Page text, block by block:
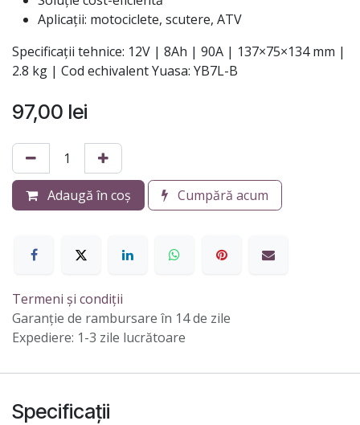
Aplicații: motociclete, scutere, ATV
Specificații tehnice: 12V | 8Ah | 90A | 137×75×134 mm |
2.8 kg | Cod echivalent Yuasa: YB7L-B
97,00 lei
Adaugă în coș Cumpără acum
Termeni și condiții
Garanție de rambursare în 14 de zile
Expediere: 1-3 zile lucrătoare
Specificații